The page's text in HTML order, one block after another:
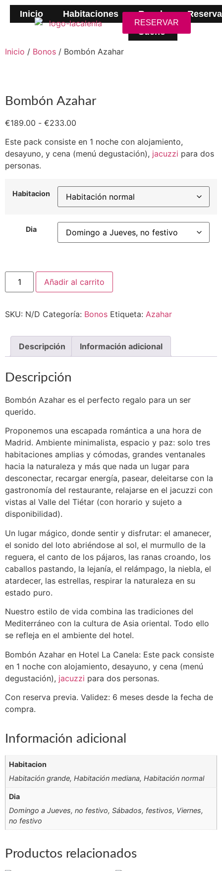
Inicio Habitaciones
Regala
Sueño
RESERVAR
Inicio / Bonos / Bombón Azahar
Bombón Azahar
€189.00 - €233.00
Este pack consiste en 1 noche con alojamiento,
desayuno, y cena (menú degustación), jacuzzi para dos
personas.
Habitacion
Dia
Añadir al carrito
SKU: N/D Categoría: Bonos Etiqueta: Azahar
Descripción Información adicional
Descripción
Bombón Azahar es el perfecto regalo para un ser
querido.
Proponemos una escapada romántica a una hora de
Madrid. Ambiente minimalista, espacio y paz: solo tres
habitaciones amplias y cómodas, grandes ventanales
hacia la naturaleza y más que nada un lugar para
desconectar, recargar energía, pasear, deleitarse con la
gastronomía del restaurante, relajarse en el jacuzzi con
vistas al Valle del Tiétar (con horario y sujeto a
disponibilidad).
Un lugar mágico, donde sentir y disfrutar: el amanecer,
el sonido del loto abriéndose al sol, el murmullo de la
reguera, el canto de los pájaros, las ranas croando, los
caballos pastando, la lejanía, el relámpago, la niebla, el
atardecer, las estrellas, respirar la naturaleza en su
estado puro.
Nuestro estilo de vida combina las tradiciones del
Mediterráneo con la cultura de Asia oriental. Todo ello
se refleja en el ambiente del hotel.
Bombón Azahar en Hotel La Canela: Este pack consiste
en 1 noche con alojamiento, desayuno, y cena (menú
degustación), jacuzzi para dos personas.
Con reserva previa. Validez: 6 meses desde la fecha de
compra.
Información adicional
Habitacion
Habitación grande, Habitación mediana, Habitación normal
Dia
Domingo a Jueves, no festivo, Sábados, festivos, Viernes,
no festivo
Productos relacionados